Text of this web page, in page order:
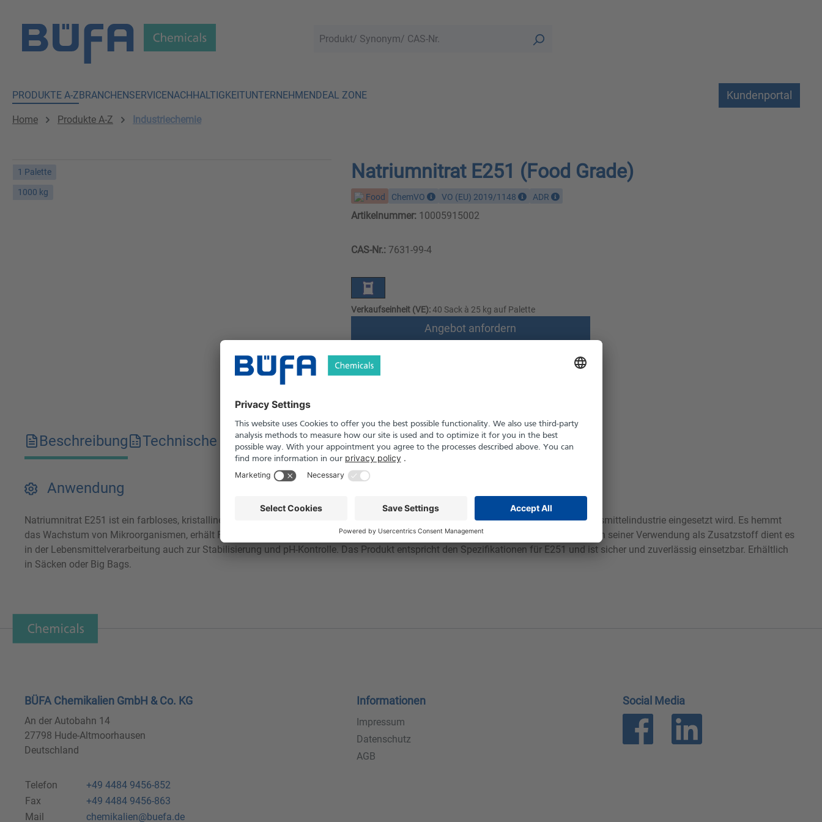
PRODUKTE A-ZBRANCHENSERVICENACHHALTIGKEITUNTERNEHMENDEAL ZONE Kundenportal
Home Produkte A-Z Industriechemie
1 Palette
1000 kg
Natriumnitrat E251 (Food Grade)
Food ChemVO VO (EU) 2019/1148 ADR
Artikelnummer:10005915002
CAS-Nr.:7631-99-4
Verkaufseinheit (VE):40 Sack à 25 kg auf Palette
Angebot anfordern
Versand nach Österreich und die Schweiz möglich
Beschreibung Technische Merkmale Downloads Sicherheitshinweise
Anwendung
Natriumnitrat E251 ist ein farbloses, kristallines Salz in Food Grade Qualität, das als Konservierungsmittel und Pökelstoff in der Lebensmittelindustrie eingesetzt wird. Es hemmt
das Wachstum von Mikroorganismen, erhält Farbe und Geschmack von Fleisch- und Wurstwaren und unterstützt die Haltbarkeit. Neben seiner Verwendung als Zusatzstoff dient es
in der Lebensmittelverarbeitung auch zur Stabilisierung und pH-Kontrolle. Das Produkt entspricht den Spezifikationen für E251 und ist sicher und zuverlässig einsetzbar. Erhältlich
in Säcken oder Big Bags.
BÜFA Chemikalien GmbH & Co. KG
An der Autobahn 14
27798 Hude-Altmoorhausen
Deutschland
Telefon
+49 4484 9456-852
Fax
+49 4484 9456-863
Mail
chemikalien@buefa.de
Informationen
Impressum
Datenschutz
AGB
Social Media